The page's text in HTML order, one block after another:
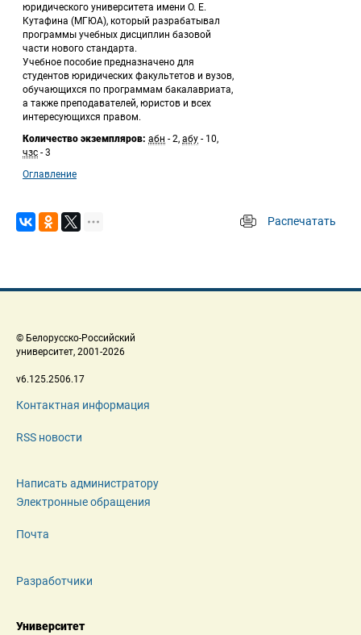
юридического университета имени О. Е.
Кутафина (МГЮА), который разрабатывал
программы учебных дисциплин базовой
части нового стандарта.
Учебное пособие предназначено для
студентов юридических факультетов и вузов,
обучающихся по программам бакалавриата,
а также преподавателей, юристов и всех
интересующихся правом.
Количество экземпляров: абн - 2, абу - 10,
чзс - 3
Оглавление
Распечатать
© Белорусско-Российский
университет, 2001-2026
v6.125.2506.17
Контактная информация
RSS новости
Написать администратору
Электронные обращения
Почта
Разработчики
Университет